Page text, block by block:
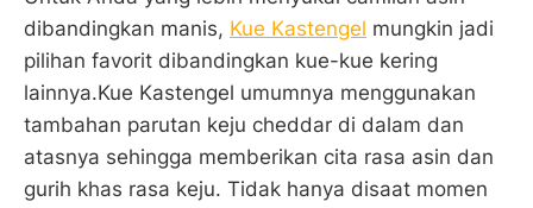
dibandingkan manis, Kue Kastengel mungkin jadi
pilihan favorit dibandingkan kue-kue kering
lainnya.Kue Kastengel umumnya menggunakan
tambahan parutan keju cheddar di dalam dan
atasnya sehingga memberikan cita rasa asin dan
gurih khas rasa keju. Tidak hanya disaat momen